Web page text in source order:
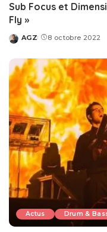
Sub Focus et
Fly »
Posted
AGZ 8 octobre 2022
Actus Drum &